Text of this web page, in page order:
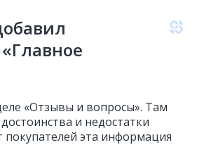
«Отзывы и вопросы». Там
и недостатки
покупателей эта информация